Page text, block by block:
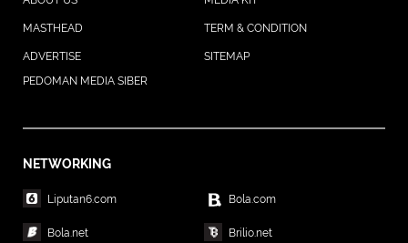
MASTHEAD TERM & CONDITION
ADVERTISE
SITEMAP
PEDOMAN MEDIA SIBER
NETWORKING
Liputan6.com Bola.com
Bola.net Brilio.net